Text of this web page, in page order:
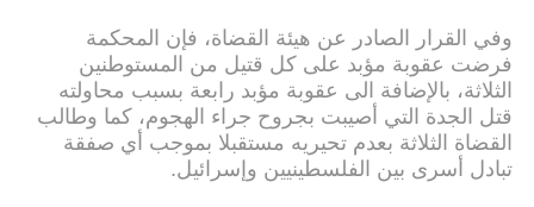
وفي القرار الصادر عن هيئة القضاة، فإن المحكمة
فرضت عقوبة مؤبد على كل قتيل من المستوطنين
الثلاثة، بالإضافة الى عقوبة مؤبد رابعة بسبب محاولته
قتل الجدة التي أصيبت بجروح جراء الهجوم، كما وطالب
القضاة الثلاثة بعدم تحيريه مستقبلا بموجب أي صفقة
تبادل أسرى بين الفلسطينيين وإسرائيل.